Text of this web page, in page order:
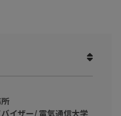
、どう生きればよいのか? を
イザー/ 電気通信大学